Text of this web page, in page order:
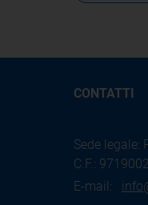
CONTATTI
Sede legale:
C.F.:
E-mail: